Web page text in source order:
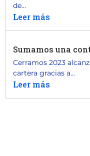
de...
Leer más
Sumamos una
Cerramos 2023
cartera gracias a...
Leer más